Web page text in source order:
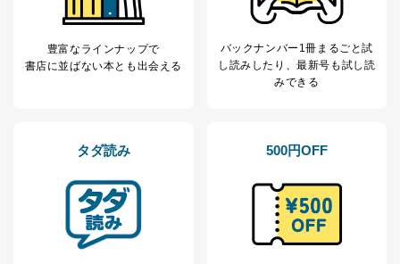
豊富なラインナップで
書店に並ばない本とも出会える
バックナンバー1冊まるごと試
し読み したり、最新号も試し読
みできる
タダ読み 500円OFF